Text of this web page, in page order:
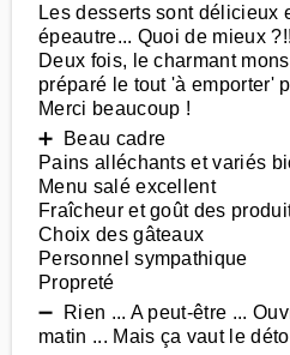
Les desserts sont délicieux
épeautre... Quoi de mieux ?!!
Deux fois, le charmant
préparé le tout 'à emporter'
Merci beaucoup !
➕ Beau cadre
Pains alléchants et variés
Menu salé excellent
Fraîcheur et goût des
Choix des gâteaux
Personnel sympathique
Propreté
➖ Rien ... A peut-être ...
matin ... Mais ça vaut le